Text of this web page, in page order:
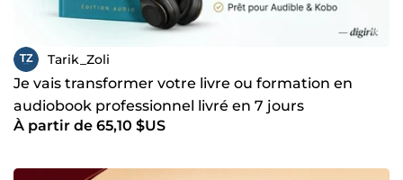
Tarik_Zoli
Je vais transformer votre livre ou formation en
audiobook professionnel livré en 7 jours
À partir de 65,10 $US